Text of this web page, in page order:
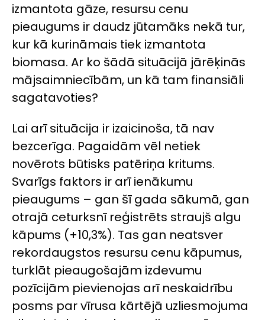
izmantota gāze, resursu cenu
pieaugums ir daudz jūtamāks nekā tur,
kur kā kurināmais tiek izmantota
biomasa. Ar ko šādā situācijā jārēķinās
mājsaimniecībām, un kā tam finansiāli
sagatavoties?
Lai arī situācija ir izaicinoša, tā nav
bezcerīga. Pagaidām vēl netiek
novērots būtisks patēriņa kritums.
Svarīgs faktors ir arī ienākumu
pieaugums – gan šī gada sākumā, gan
otrajā ceturksnī reģistrēts straujš algu
kāpums (+10,3%). Tas gan neatsver
rekordaugstos resursu cenu kāpumus,
turklāt pieaugošajām izdevumu
pozīcijām pievienojas arī neskaidrību
posms par vīrusa kārtējā uzliesmojuma